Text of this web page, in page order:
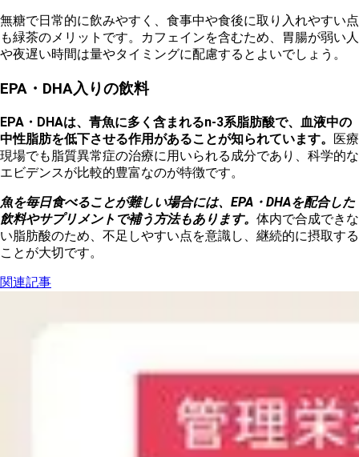
無糖で日常的に飲みやすく、食事中や食後に取り入れやすい点
も緑茶のメリットです。カフェインを含むため、胃腸が弱い人
や夜遅い時間は量やタイミングに配慮するとよいでしょう。
EPA・DHA入りの飲料
EPA・DHAは、青魚に多く含まれるn-3系脂肪酸で、血液中の
中性脂肪を低下させる作用があることが知られています。 医療
現場でも脂質異常症の治療に用いられる成分であり、科学的な
エビデンスが比較的豊富なのが特徴です。
魚を毎日食べることが難しい場合には、EPA・DHAを配合した
飲料やサプリメントで補う方法もあります。 体内で合成できな
い脂肪酸のため、不足しやすい点を意識し、継続的に摂取する
ことが大切です。
関連記事